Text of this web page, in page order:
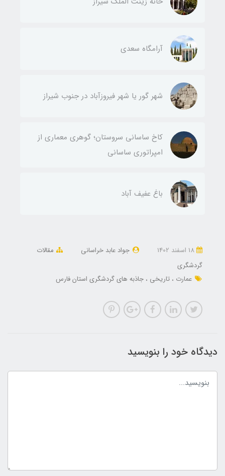
آرامگاه سعدی
شهر گور یا شهر فیروزآباد در جنوب شیراز
کاخ ساسانی سروستان؛ گوهری معماری از
امپراتوری ساسانی
باغ عفیف آباد
جواد عابد خراسانی
مقالات
گردشگری
عمارت
تاریخی جاذبه های گردشگری استان فارس
دیدگاه خود را بنویسید